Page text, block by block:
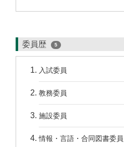
委員歴 5
入試委員
教務委員
施設委員
情報・言語・合同図書委員